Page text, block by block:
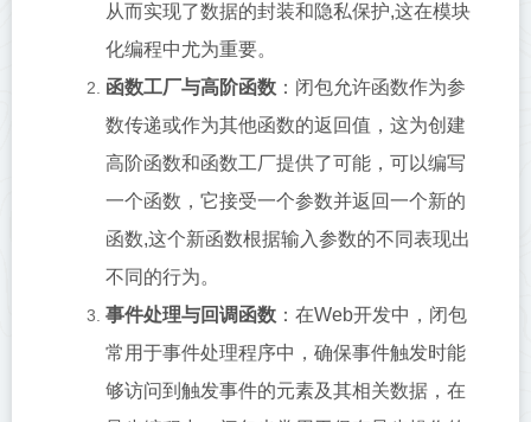
从而实现了数据的封装和隐私保护,这在模块
化编程中尤为重要。
函数工厂与高阶函数 ：闭包允许函数作为参
数传递或作为其他函数的返回值，这为创建
高阶函数和函数工厂提供了可能，可以编写
一个函数，它接受一个参数并返回一个新的
函数,这个新函数根据输入参数的不同表现出
不同的行为。
事件处理与回调函数 ：在Web开发中，闭包
常用于事件处理程序中，确保事件触发时能
够访问到触发事件的元素及其相关数据，在